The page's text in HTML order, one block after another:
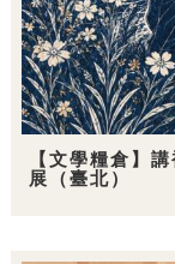
【文學糧倉】
展（臺北）